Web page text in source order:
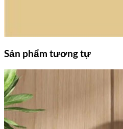
Sản phẩm tương tự